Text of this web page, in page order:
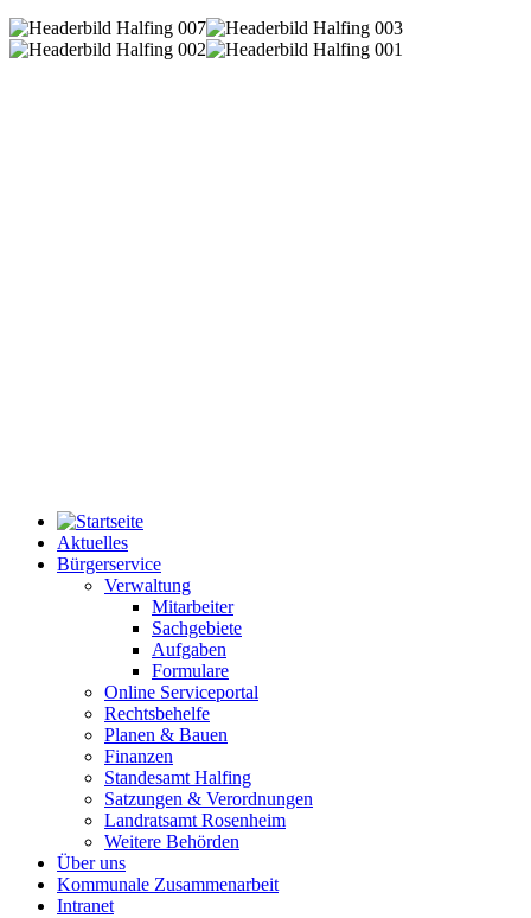
Aktuelles
Bürgerservice
Verwaltung
Mitarbeiter
Sachgebiete
Aufgaben
Formulare
Online Serviceportal
Rechtsbehelfe
Planen & Bauen
Finanzen
Standesamt Halfing
Satzungen & Verordnungen
Landratsamt Rosenheim
Weitere Behörden
Über uns
Kommunale Zusammenarbeit
Intranet